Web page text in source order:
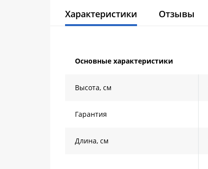
Характеристики Отзывы
Основные характеристики
Высота, см
Гарантия
Длина, см